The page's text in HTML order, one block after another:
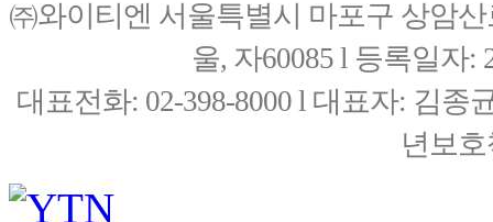
㈜와이티엔 서울특별시 마포구 상암
울, 자60085 l 등록일자:
대표전화: 02-398-8000 l 대표자: 김종
년보